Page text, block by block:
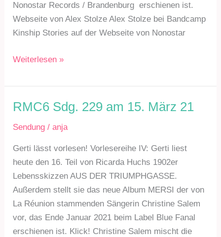
Nonostar Records / Brandenburg erschienen ist.
Webseite von Alex Stolze Alex Stolze bei Bandcamp
Kinship Stories auf der Webseite von Nonostar
RMC6
231
am
12.
April
Weiterlesen »
RMC6 Sdg. 229 am 15. März 21
Sendung /anja
Gerti lässt vorlesen! Vorlesereihe IV: Gerti liest
heute den 16. Teil von Ricarda Huchs 1902er
Lebensskizzen AUS DER TRIUMPHGASSE.
Außerdem stellt sie das neue Album MERSI der von
La Réunion stammenden Sängerin Christine Salem
vor, das Ende Januar 2021 beim Label Blue Fanal
erschienen ist. Klick! Christine Salem mischt die